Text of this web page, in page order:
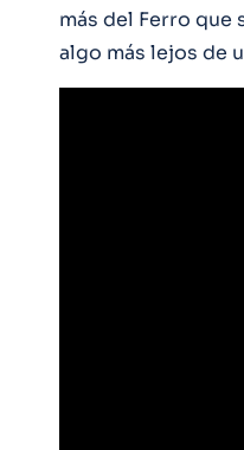
más del Ferro que
algo más lejos de